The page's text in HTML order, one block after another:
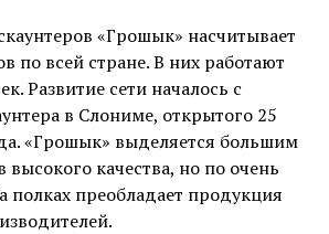
«Грошык» насчитывает
по всей стране. В них работают
Развитие сети началось с
в Слониме, открытого 25
«Грошык» выделяется большим
качества, но по очень
полках преобладает продукция